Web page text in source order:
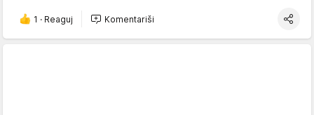
1 · Reaguj Komentariši